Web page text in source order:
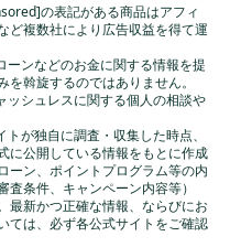
の表記がある商品はアフィ
ど複数社により広告収益を得て運
ンなどのお金に関する情報を提
斡旋するのではありません。
シュレスに関する個人の相談や
が独自に調査・収集した時点、
に公開している情報をもとに作成
ーン、ポイントプログラム等の内
条件、キャンペーン内容等）
最新かつ正確な情報、ならびにお
ては、必ず各公式サイトをご確認